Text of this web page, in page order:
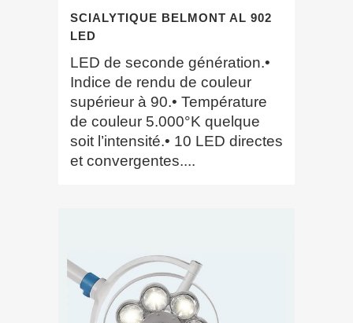
SCIALYTIQUE BELMONT AL 902
LED
LED de seconde génération.•
Indice de rendu de couleur
supérieur à 90.• Température
de couleur 5.000°K quelque
soit l’intensité.• 10 LED directes
et convergentes....